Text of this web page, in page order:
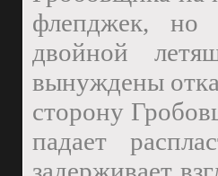
флепджек, но
двойной
вынуждены
сторону
падает